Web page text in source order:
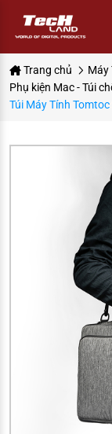
Trang chủ
Máy
Phụ kiện Mac - Túi
Túi Máy Tính